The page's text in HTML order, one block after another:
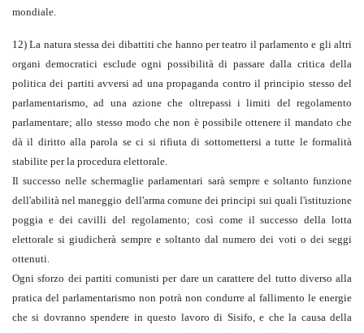
mondiale.
12) La natura stessa dei dibattiti che hanno per teatro il parlamento e gli altri
organi democratici esclude ogni possibilità di passare dalla critica della
politica dei partiti avversi ad una propaganda contro il principio stesso del
parlamentarismo, ad una azione che oltrepassi i limiti del regolamento
parlamentare; allo stesso modo che non è possibile ottenere il mandato che
dà il diritto alla parola se ci si rifiuta di sottomettersi a tutte le formalità
stabilite per la procedura elettorale.
Il successo nelle schermaglie parlamentari sarà sempre e soltanto funzione
dell'abilità nel maneggio dell'arma comune dei principi sui quali l'istituzione
poggia e dei cavilli del regolamento; così come il successo della lotta
elettorale si giudicherà sempre e soltanto dal numero dei voti o dei seggi
ottenuti.
Ogni sforzo dei partiti comunisti per dare un carattere del tutto diverso alla
pratica del parlamentarismo non potrà non condurre al fallimento le energie
che si dovranno spendere in questo lavoro di Sisifo, e che la causa della